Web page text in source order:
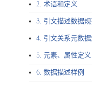
2. 术语和定义
3. 引文描述数据
4. 引文关系元数
5. 元素、属性定义
6. 数据描述样例